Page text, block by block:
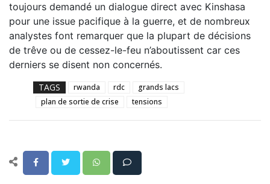
toujours demandé un dialogue direct avec Kinshasa
pour une issue pacifique à la guerre, et de nombreux
analystes font remarquer que la plupart de décisions
de trêve ou de cessez-le-feu n’aboutissent car ces
derniers se disent non concernés.
TAGS rwanda rdc
grands lacs
plan de sortie de crise
tensions